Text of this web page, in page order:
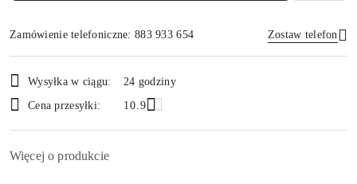
Zamówienie telefoniczne: 883 933 654 Zostaw telefon
i
dostawa
Wysyłka w ciągu:
24 godziny
Cena przesyłki:
10.9
Więcej o produkcie